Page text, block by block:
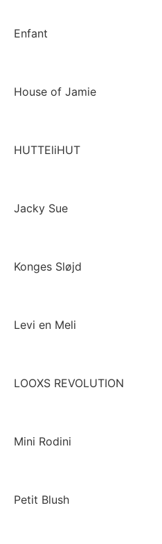
Enfant
House of Jamie
HUTTEliHUT
Jacky Sue
Konges Sløjd
Levi en Meli
LOOXS REVOLUTION
Mini Rodini
Petit Blush